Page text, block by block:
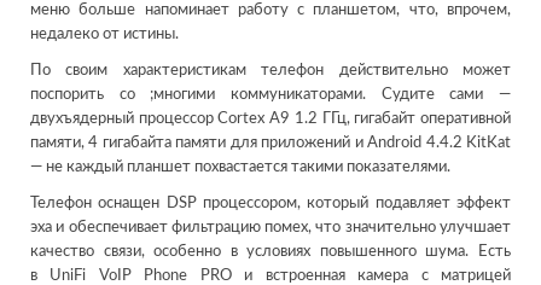
меню больше напоминает работу с планшетом, что, впрочем,
недалеко от истины.
По своим характеристикам телефон действительно может
поспорить со ;многими коммуникаторами. Судите сами —
двухъядерный процессор Cortex A9 1.2 ГГц, гигабайт оперативной
памяти, 4 гигабайта памяти для приложений и Android 4.4.2 KitKat
— не каждый планшет похвастается такими показателями.
Телефон оснащен DSP процессором, который подавляет эффект
эха и обеспечивает фильтрацию помех, что значительно улучшает
качество связи, особенно в условиях повышенного шума. Есть
в UniFi VoIP Phone PRO и встроенная камера с матрицей